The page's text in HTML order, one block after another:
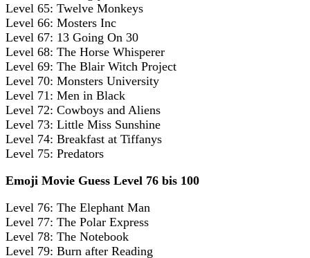
Level 65: Twelve Monkeys
Level 66: Mosters Inc
Level 67: 13 Going On 30
Level 68: The Horse Whisperer
Level 69: The Blair Witch Project
Level 70: Monsters University
Level 71: Men in Black
Level 72: Cowboys and Aliens
Level 73: Little Miss Sunshine
Level 74: Breakfast at Tiffanys
Level 75: Predators
Emoji Movie Guess Level 76 bis 100
Level 76: The Elephant Man
Level 77: The Polar Express
Level 78: The Notebook
Level 79: Burn after Reading